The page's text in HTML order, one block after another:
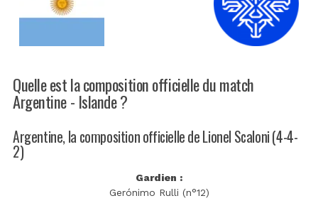
Quelle est la composition officielle du match
Argentine - Islande ?
Argentine, la composition officielle de Lionel Scaloni (4-4-
2)
Gardien :
Gerónimo Rulli (n°12)